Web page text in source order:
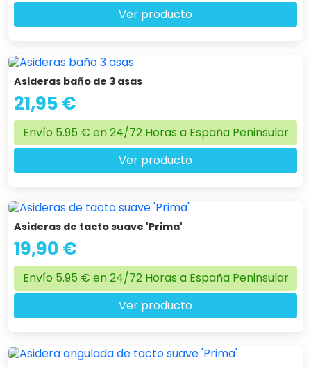
Ver producto
Asideras baño de 3 asas
21,95 €
Envío 5.95 € en 24/72 Horas a España Peninsular
Ver producto
Asideras de tacto suave 'Prima'
19,90 €
Envío 5.95 € en 24/72 Horas a España Peninsular
Ver producto